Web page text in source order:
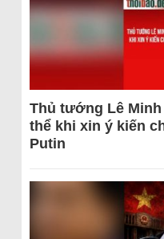
Thủ tướng Lê
thể khi xin ý kiến
Putin